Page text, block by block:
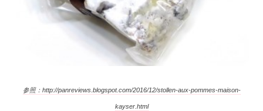
参照：http://panreviews.blogspot.com/2016/12/stollen-aux-pommes-maison-
kayser.html